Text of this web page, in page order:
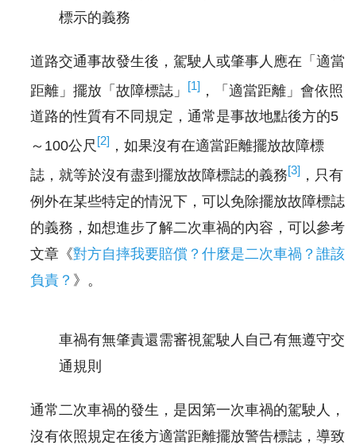
標示的義務
道路交通事故發生後，駕駛人或肇事人應在「適當
距離」擺放「故障標誌」
[1] ，「適當距離」會依照
道路的性質有不同規定，通常是事故地點後方的5
～100公尺 [2] ，如果沒有在適當距離擺放故障標
誌，就等於沒有盡到擺放故障標誌的義務[3] ，只有
例外在某些特定的情況下，可以免除擺放故障標誌
的義務，如想進步了解二次車禍的內容，可以參考
文章《對方自摔我要賠償？什麼是二次車禍？誰該
負責？ 》。
車禍有無肇責還需審視駕駛人自己有無遵守交
通規則
通常二次車禍的發生，是因第一次車禍的駕駛人，
沒有依照規定在後方適當距離擺放警告標誌，導致